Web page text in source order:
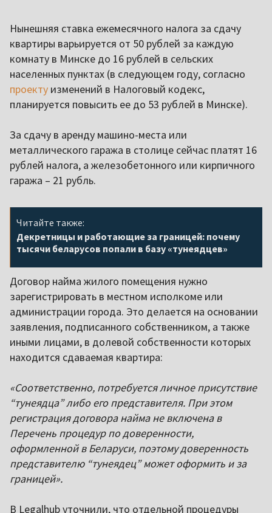
Нынешняя ставка ежемесячного налога за сдачу
квартиры варьируется от 50 рублей за каждую
комнату в Минске до 16 рублей в сельских
населенных пунктах (в следующем году, согласно
проекту изменений в Налоговый кодекс,
планируется повысить ее до 53 рублей в Минске).
За сдачу в аренду машино-места или
металлического гаража в столице сейчас платят 16
рублей налога, а железобетонного или кирпичного
гаража – 21 рубль.
Читайте также:
Декретницы и работающие за границей: почему
тысячи беларусов попали в базу «тунеядцев»
Договор найма жилого помещения нужно
зарегистрировать в местном исполкоме или
администрации города. Это делается на основании
заявления, подписанного собственником, а также
иными лицами, в долевой собственности которых
находится сдаваемая квартира:
«Соответственно, потребуется личное присутствие
“тунеядца” либо его представителя. При этом
регистрация договора найма не включена в
Перечень процедур по доверенности,
оформленной в Беларуси, поэтому доверенность
представителю “тунеядец” может оформить и за
границей».
В Legalhub уточнили, что отдельной процедуры